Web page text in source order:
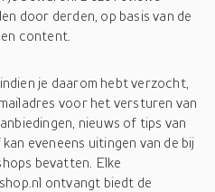
door derden, op basis van de
content.
je daarom hebt verzocht,
voor het versturen van
nieuws of tips van
eveneens uitingen van de bij
bevatten. Elke
ontvangt biedt de